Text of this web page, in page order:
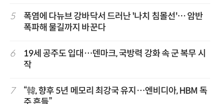
5
폭염에 다뉴브 강바닥서 드러난 '나치 침몰선'… 암반
폭파해 물길까지 바꾼다
6
19세 공주도 입대…덴마크, 국방력 강화 속 군 복무 시
작
7
“韓, 향후 5년 메모리 최강국 유지…엔비디아, HBM 독